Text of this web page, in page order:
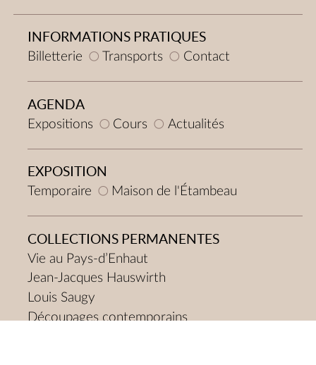
EXPOSITION
Temporaire Maison de l'Étambeau
COLLECTIONS PERMANENTES
Vie au Pays-d’Enhaut
Jean-Jacques Hauswirth
Louis Saugy
Découpages contemporains
INFORMATIONS PRATIQUES
Billetterie Transports Contact
AGENDA
Expositions Cours Actualités